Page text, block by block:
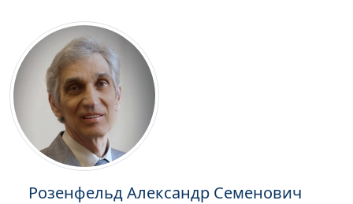
Розенфельд Александр Семенович